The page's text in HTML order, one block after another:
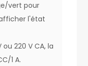
vert pour
l'état
220 V CA, la
1 A.